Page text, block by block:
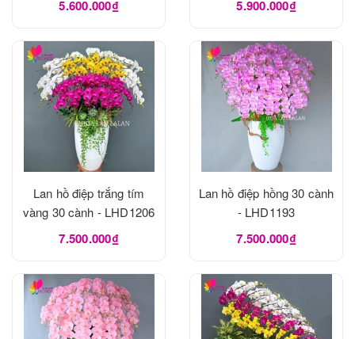
5.600.000₫ 5.900.000₫
Lan hồ điệp trắng tím
vàng 30 cành - LHD1206
7.500.000₫
Lan hồ điệp hồng 30 cành
- LHD1193
7.500.000₫